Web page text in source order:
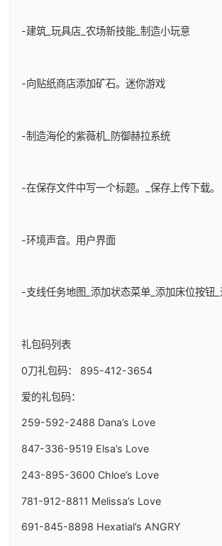
-建筑_玩具店_农场新技能_制造小玩意
-向贴纸商店添加矿石。迷你游戏
-制造海伦的紫薇机_防御赫拉系统
-在保存文件中写一个标题。_保存上传下载。
-环境声音。用户界面
-支线任务地图_添加状态菜单_添加床位按钮
礼包码列表
0刀礼包码： 895-412-3654
爱的礼包码：
259-592-2488 Dana’s Love
847-336-9519 Elsa’s Love
243-895-3600 Chloe’s Love
781-912-8811 Melissa’s Love
691-845-8898 Hexatial’s ANGRY